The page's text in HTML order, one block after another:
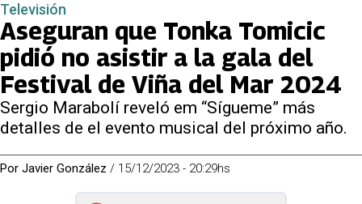
Televisión
Aseguran que Tonka Tomicic
pidió no asistir a la gala del
Festival de Viña del Mar 2024
Sergio Marabolí reveló em “Sígueme” más
detalles de el evento musical del próximo año.
Por Javier González / 15/12/2023 - 20:29hs